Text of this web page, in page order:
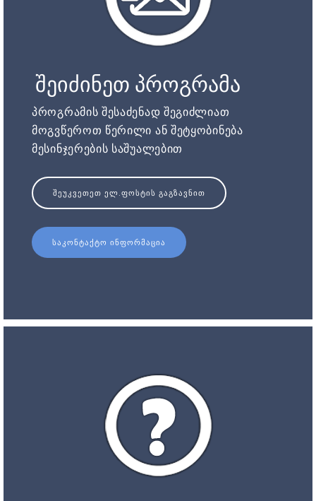
შეიძინეთ პროგრამა
პროგრამის შესაძენად შეგიძლიათ
მოგვწეროთ წერილი ან შეტყობინება
მესინჯერების საშუალებით
ᲨᲔᲣᲙᲕᲔᲗᲔᲗ ᲔᲚ.ᲤᲝᲡᲢᲘᲡ ᲒᲐᲒᲖᲐᲕᲜᲘᲗ
ᲡᲐᲙᲝᲜᲢᲐᲥᲢᲝ ᲘᲜᲤᲝᲠᲛᲐᲪᲘᲐ